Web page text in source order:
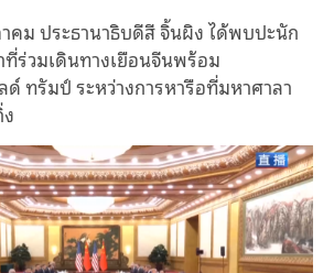
คมประธานาธิบดีสีจิ้นผิงได้พบปะนัก
ที่ร่วมเดินทางเยือนจีนพร้อม
ด์ทรัมป์ระหว่างการหารือที่มหาศาลา